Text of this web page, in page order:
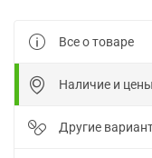
Все о товаре
Наличие и цены
Другие